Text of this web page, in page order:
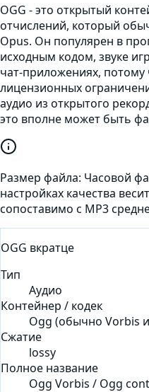
OGG - это открытый
отчислений, который
Opus. Он популярен в
исходным кодом, звуке
чат-приложениях, потому
лицензионных
аудио из открытого
это вполне может быть
Размер файла: Часовой
настройках качества
сопоставимо с MP3
OGG вкратце
Тип
Аудио
Контейнер / кодек
Ogg (обычно Vorbis
Сжатие
lossy
Полное название
Ogg Vorbis / Ogg